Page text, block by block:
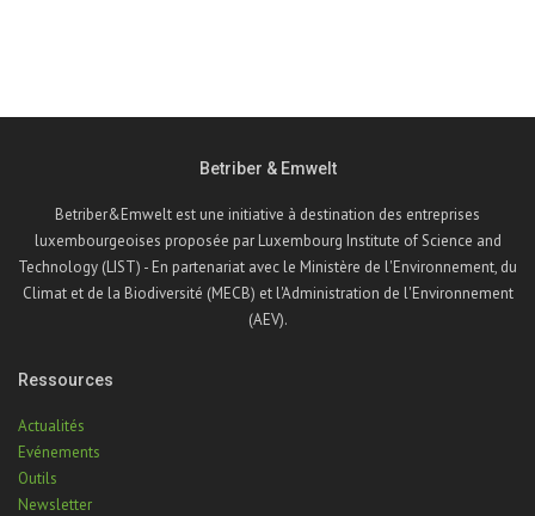
Betriber & Emwelt
Betriber&Emwelt est une initiative à destination des entreprises
luxembourgeoises proposée par Luxembourg Institute of Science and
Technology (LIST) - En partenariat avec le Ministère de l'Environnement, du
Climat et de la Biodiversité (MECB) et l'Administration de l'Environnement
(AEV).
Ressources
Actualités
Evénements
Outils
Newsletter